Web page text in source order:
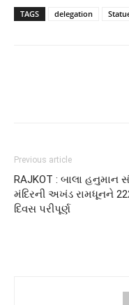
TAGS delegation
Previous article
RAJKOT : બાલા હનુમાન
મંદિરની અખંડ રામધૂનને
દિવસ પરીપૂર્ણ